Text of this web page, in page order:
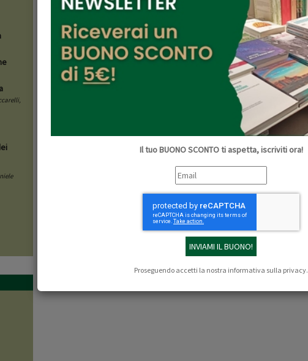
Il tuo BUONO SCONTO ti aspetta, iscriviti ora!
Proseguendo accetti la nostra informativa sulla privacy.
Libri dell'autore: Michele Buono
,